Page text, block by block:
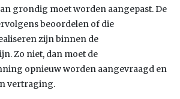
grondig moet worden aangepast. De
beoordelen of die
zijn binnen de
Zo niet, dan moet de
opnieuw worden aangevraagd en
vertraging.